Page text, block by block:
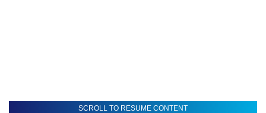
SCROLL TO RESUME CONTENT